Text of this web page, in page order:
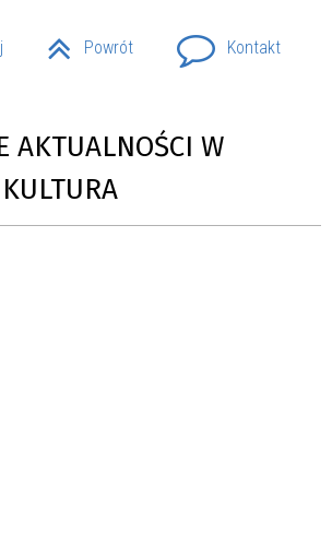
Powrót Kontakt
AKTUALNOŚCI W